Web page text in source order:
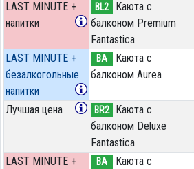
LAST MINUTE +
напитки
BL2
Каюта с
балконом Premium
Fantastica
LAST MINUTE +
безалкогольные
напитки
BA
Каюта с
балконом Aurea
Лучшая цена BR2
Каюта с
балконом Deluxe
Fantastica
LAST MINUTE +
BA
Каюта с